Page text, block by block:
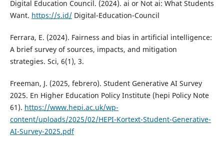
Digital Education Council. (2024). ai or Not ai: What Students
Want. https://s.id/Digital-Education-Council
Ferrara, E. (2024). Fairness and bias in artificial intelligence:
A brief survey of sources, impacts, and mitigation
strategies. Sci, 6(1), 3.
Freeman, J. (2025, febrero). Student Generative AI Survey
2025. En Higher Education Policy Institute (hepi Policy Note
61). https://www.hepi.ac.uk/wp-
content/uploads/2025/02/HEPI-Kortext-Student-Generative-
AI-Survey-2025.pdf